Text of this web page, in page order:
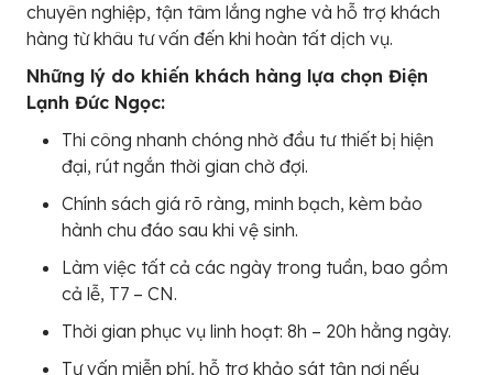
chuyên nghiệp, tận tâm lắng nghe và hỗ trợ khách
hàng từ khâu tư vấn đến khi hoàn tất dịch vụ.
Những lý do khiến khách hàng lựa chọn Điện
Lạnh Đức Ngọc:
Thi công nhanh chóng nhờ đầu tư thiết bị hiện
đại, rút ngắn thời gian chờ đợi.
Chính sách giá rõ ràng, minh bạch, kèm bảo
hành chu đáo sau khi vệ sinh.
Làm việc tất cả các ngày trong tuần, bao gồm
cả lễ, T7 – CN.
Thời gian phục vụ linh hoạt: 8h – 20h hằng ngày.
Tư vấn miễn phí, hỗ trợ khảo sát tận nơi nếu